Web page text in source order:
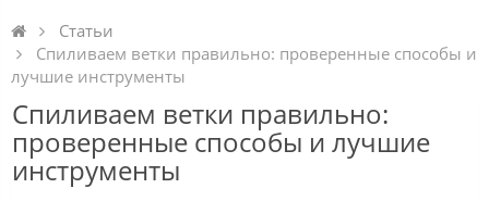
Статьи
Спиливаем ветки правильно: проверенные способы и
лучшие инструменты
Спиливаем ветки правильно:
проверенные способы и лучшие
инструменты